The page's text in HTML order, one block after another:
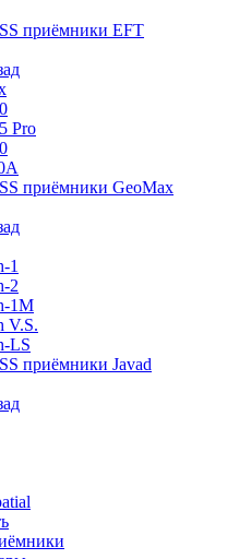
приёмники EFT
Pro
приёмники GeoMax
1
2
1M
V.S.
LS
приёмники Javad